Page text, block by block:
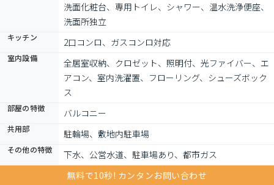
洗面化粧台、専用トイレ、シャワー、温水洗浄便座、
洗面所独立
キッチン 2口コンロ、ガスコンロ対応
室内設備
全居室収納、クロゼット、照明付、光ファイバー、エ
アコン、室内洗濯置、フローリング、シューズボック
ス
部屋の特徴 バルコニー
共用部 駐輪場、敷地内駐車場
その他の特徴
下水、公営水道、駐車場あり、都市ガス
無料で10秒! カンタンお問い合わせ